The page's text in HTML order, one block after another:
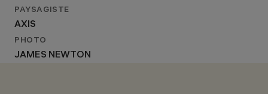
PAYSAGISTE
AXIS
PHOTO
JAMES NEWTON